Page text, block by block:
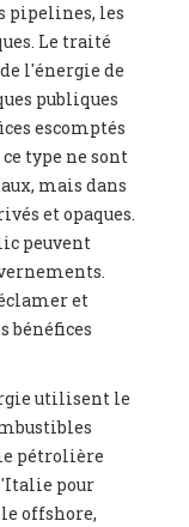
pipelines, les
Le traité
l'énergie de
publiques
escomptés
type ne sont
mais dans
et opaques.
peuvent
et
bénéfices
utilisent le
pétrolière
pour
offshore,